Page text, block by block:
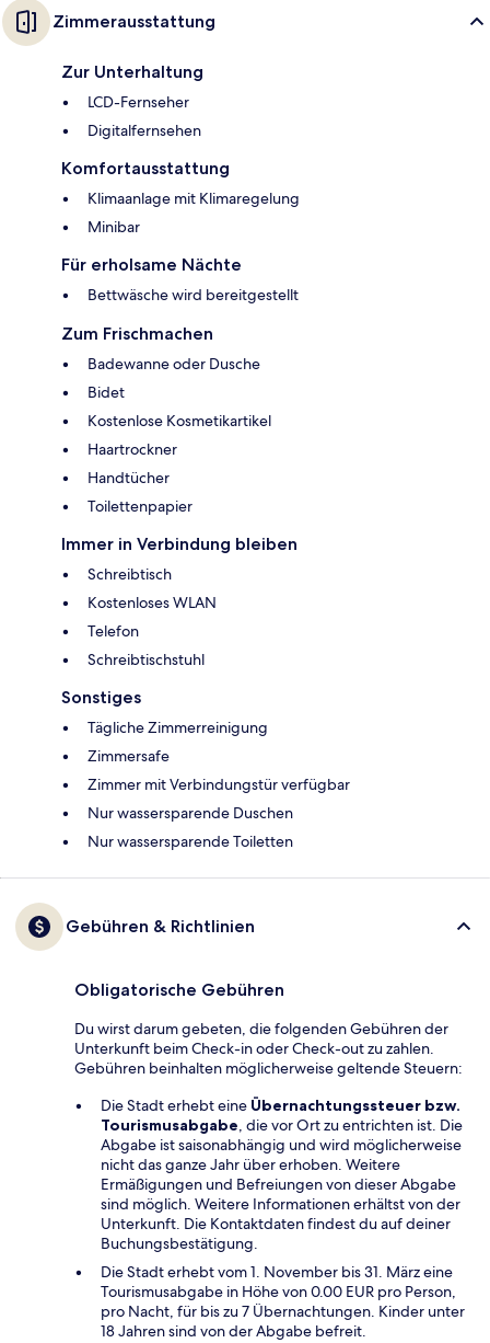
Zimmerausstattung
Zur Unterhaltung
LCD-Fernseher
Digitalfernsehen
Komfortausstattung
Klimaanlage mit Klimaregelung
Minibar
Für erholsame Nächte
Bettwäsche wird bereitgestellt
Zum Frischmachen
Badewanne oder Dusche
Bidet
Kostenlose Kosmetikartikel
Haartrockner
Handtücher
Toilettenpapier
Immer in Verbindung bleiben
Schreibtisch
Kostenloses WLAN
Telefon
Schreibtischstuhl
Sonstiges
Tägliche Zimmerreinigung
Zimmersafe
Zimmer mit Verbindungstür verfügbar
Nur wassersparende Duschen
Nur wassersparende Toiletten
Gebühren & Richtlinien
Obligatorische Gebühren
Du wirst darum gebeten, die folgenden Gebühren der
Unterkunft beim Check-in oder Check-out zu zahlen.
Gebühren beinhalten möglicherweise geltende Steuern:
Die Stadt erhebt eine Übernachtungssteuer bzw.
Tourismusabgabe, die vor Ort zu entrichten ist. Die
Abgabe ist saisonabhängig und wird möglicherweise
nicht das ganze Jahr über erhoben. Weitere
Ermäßigungen und Befreiungen von dieser Abgabe
sind möglich. Weitere Informationen erhältst von der
Unterkunft. Die Kontaktdaten findest du auf deiner
Buchungsbestätigung.
Die Stadt erhebt vom 1. November bis 31. März eine
Tourismusabgabe in Höhe von 0.00 EUR pro Person,
pro Nacht, für bis zu 7 Übernachtungen. Kinder unter
18 Jahren sind von der Abgabe befreit.